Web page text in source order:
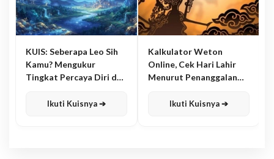
KUIS: Seberapa Leo Sih
Kamu? Mengukur
Tingkat Percaya Diri dan
Ikuti Kuisnya ➔
Kalkulator Weton
Online, Cek Hari Lahir
Menurut Penanggalan
Ikuti Kuisnya ➔